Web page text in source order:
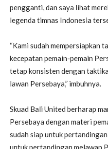
pengganti, dan saya lihat
legenda timnas Indonesia
“Kami sudah mempersiapkan
kecepatan pemain-pemain
tetap konsisten dengan
lawan Persebaya,” imbuhnya.
Skuad Bali United berharap
Persebaya dengan materi
sudah siap untuk
untuk pertandingan melawan